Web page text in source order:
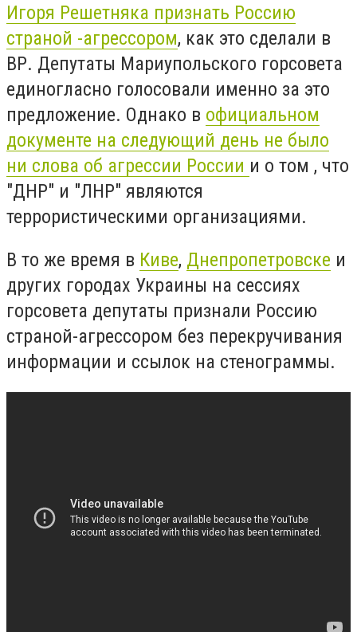
Игоря Решетняка признать Россию
страной -агрессором, как это сделали в
ВР. Депутаты Мариупольского горсовета
единогласно голосовали именно за это
предложение. Однако в официальном
документе на следующий день не было
ни слова об агрессии России и о том , что
"ДНР" и "ЛНР" являются
террористическими организациями.
В то же время в Киве, Днепропетровске и
других городах Украины на сессиях
горсовета депутаты признали Россию
страной-агрессором без перекручивания
информации и ссылок на стенограммы.